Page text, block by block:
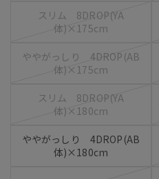
スリム 8DROP(YA
体)×175cm
ややがっしり 4DROP(AB
体)×175cm
スリム 8DROP(YA
体)×180cm
ややがっしり 4DROP(AB
体)×180cm